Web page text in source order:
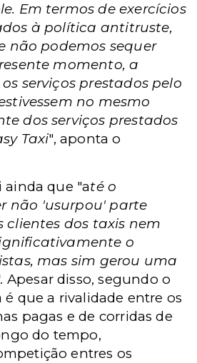
Em termos de exercícios
à política antitruste,
não podemos sequer
momento, a
serviços prestados pelo
no mesmo
dos serviços prestados
Taxi", aponta o
que "até o
não 'usurpou' parte
clientes dos taxis nem
o
mas sim gerou uma
Apesar disso, segundo o
é que a rivalidade entre os
pagas e de corridas de
do tempo,
entres os